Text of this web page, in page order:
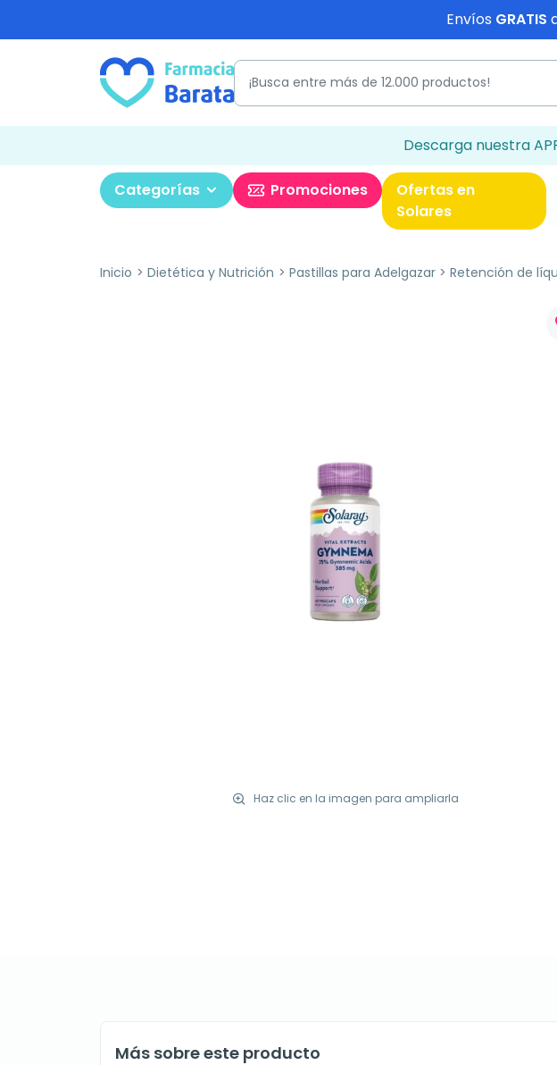
Envíos GRATIS
Descarga nuestra
Categorías Promociones
Ofertas en
Solares
Inicio Dietética y Nutrición Pastillas para Adelgazar Retención de
Haz clic en la imagen para ampliarla
Más sobre este producto